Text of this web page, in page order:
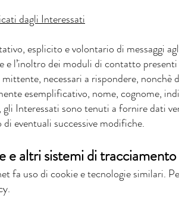
dagli Interessati
esplicito e volontario di messaggi
e l’inoltro dei moduli di contatto
necessari a rispondere,
esemplificativo, nome, cognome,
gli Interessati sono tenuti a fornire dati
eventuali successive modifiche.
e altri sistemi di tracciamento
fa uso di cookie e tecnologie similari.